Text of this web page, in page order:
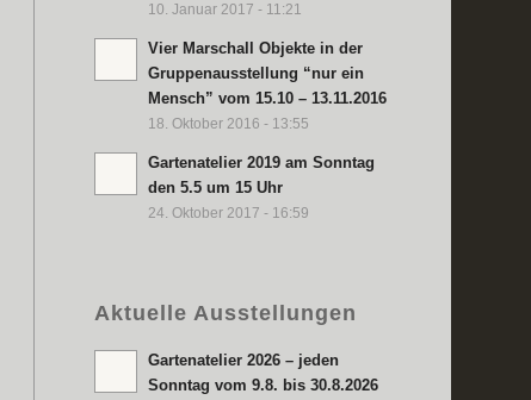
10. Januar 2017 - 11:21
Vier Marschall Objekte in der
Gruppenausstellung “nur ein
Mensch” vom 15.10 – 13.11.2016
18. Oktober 2016 - 13:55
Gartenatelier 2019 am Sonntag
den 5.5 um 15 Uhr
24. Oktober 2017 - 16:59
Aktuelle Ausstellungen
Gartenatelier 2026 – jeden
Sonntag vom 9.8. bis 30.8.2026